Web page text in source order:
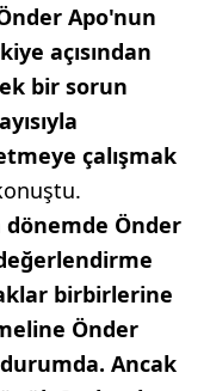
Apo'nun
açısından
bir sorun
çalışmak
dönemde Önder
birbirlerine
Önder
Ancak